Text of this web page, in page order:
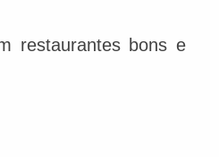
restaurantes bons e